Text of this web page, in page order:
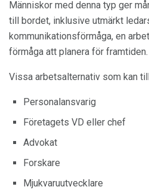
Människor med denna typ ger
till bordet, inklusive utmärkt
kommunikationsförmåga, en
förmåga att planera för framtiden.
Vissa arbetsalternativ som kan
Personalansvarig
Företagets VD eller chef
Advokat
Forskare
Mjukvaruutvecklare